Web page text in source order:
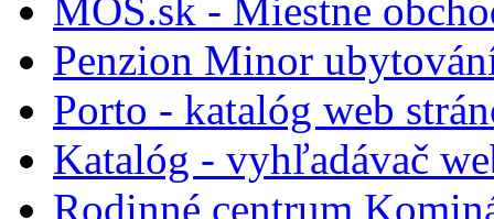
MOS.sk - Miestne
Penzion Minor
Porto - katalóg web
Katalóg - vyhľadávač
Rodinné centrum